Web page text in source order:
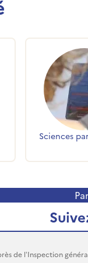
Sciences
de l’Inspection